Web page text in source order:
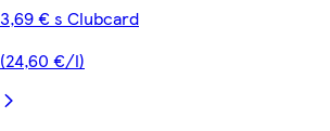
3,69 € s Clubcard
(24,60 €/l)